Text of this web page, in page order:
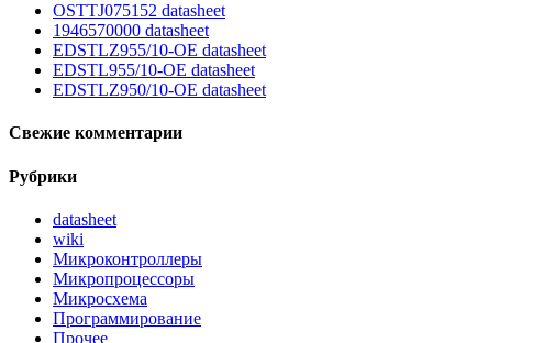
OSTTJ075152 datasheet
1946570000 datasheet
EDSTLZ955/10-OE datasheet
EDSTL955/10-OE datasheet
EDSTLZ950/10-OE datasheet
Свежие комментарии
Рубрики
datasheet
wiki
Микроконтроллеры
Микропроцессоры
Микросхема
Программирование
Прочее